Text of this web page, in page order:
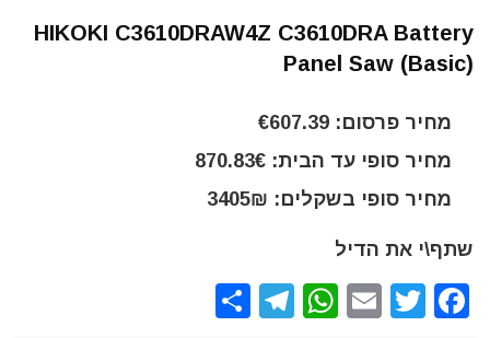
HIKOKI C3610DRAW4Z C3610DRA Battery
Panel Saw (Basic)
מחיר פרסום: €607.39
מחיר סופי עד הבית: 870.83€
מחיר סופי בשקלים: 3405₪
שתף\י את הדיל
F
T
E
W
T